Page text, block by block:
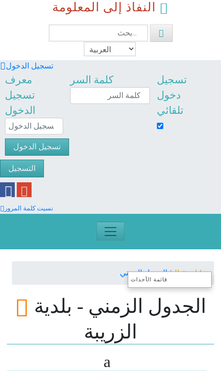
تسجيل الدخول
معرف
تسجيل
الدخول
كلمة السر
تسجيل
دخول
تلقائي
تسجيل الدخول
التسجيل
نسيت كلمة المرور
قائمة الأحداث
إستقبال الجدول الزمني a
الزريبة
a